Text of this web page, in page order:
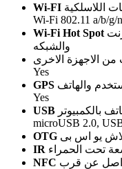
Wi-FI اللاسلكية
Wi-Fi 802.11 a/b/g/
Wi-Fi Hot Spot
والشبكه
من الاجهزة الاخرى
Yes
GPS والهاتف
Yes
USB بالكمبيوتر
microUSB 2.0,
OTG يو اس بى
IR تحت الحمراء
NFC عن قرب